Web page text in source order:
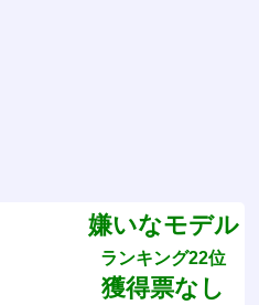
嫌いなモデル
ランキング22位
獲得票なし